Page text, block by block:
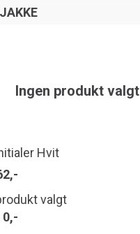
Ingen produkt valgt
Hvit
valgt
0,-